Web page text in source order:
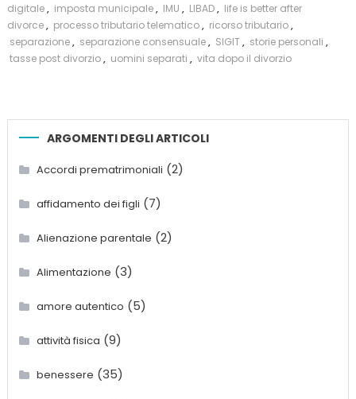
digitale, imposta municipale, IMU , LIBAD, life is better after
divorce, processo tributario telematico, ricorso tributario,
separazione, separazione consensuale, SIGIT, storie personali ,
tasse post divorzio, uomini separati , vita dopo il divorzio
ARGOMENTI DEGLI ARTICOLI
Accordi prematrimoniali (2)
affidamento dei figli (7)
Alienazione parentale (2)
Alimentazione (3)
amore autentico (5)
attività fisica (9)
benessere (35)